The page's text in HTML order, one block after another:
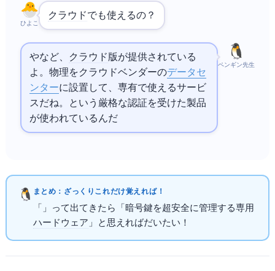
ひよこ
クラウドでも使えるの？
ペンギン先生
CloudHSMやDedicated HSMなど、 クラウド版HSMが提供されている
よ。物理HSMをクラウドベンダーのデータセ
ンターに設置して、専有で使えるサービ
スだね。FIPS 140-2 Level 3という厳格な認証を受けた製品
が使われているんだ
まとめ：ざっくりこれだけ覚えればOK！
「HSM」って出てきたら「暗号鍵を超安全に管理する専用
ハードウェア 」と思えればだいたいOK！